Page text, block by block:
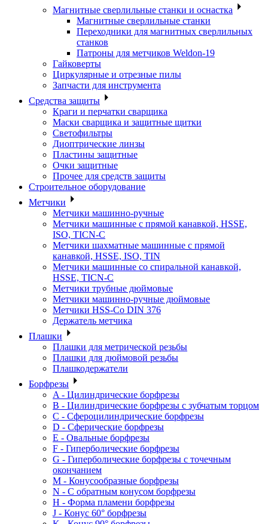
Магнитные сверлильные станки и оснастка
Магнитные сверлильные станки
Переходники для магнитных сверлильных
станков
Патроны для метчиков Weldon-19
Гайковерты
Циркулярные и отрезные пилы
Запчасти для инструмента
Средства защиты
Краги и перчатки сварщика
Маски сварщика и защитные щитки
Светофильтры
Диоптрические линзы
Пластины защитные
Очки защитные
Прочее для средств защиты
Строительное оборудование
Метчики
Метчики машинно-ручные
Метчики машинные с прямой канавкой, HSSE,
ISO, TICN-C
Метчики шахматные машинные с прямой
канавкой, HSSE, ISO, TIN
Метчики машинные со спиральной канавкой,
HSSE, TICN-C
Метчики трубные дюймовые
Метчики машинно-ручные дюймовые
Метчики HSS-Co DIN 376
Держатель метчика
Плашки
Плашки для метрической резьбы
Плашки для дюймовой резьбы
Плашкодержатели
Борфрезы
A - Цилиндрические борфрезы
B - Цилиндрические борфрезы с зубчатым торцом
C - Сфероцилиндрические борфрезы
D - Сферические борфрезы
E - Овальные борфрезы
F - Гиперболические борфрезы
G - Гиперболические борфрезы с точечным
окончанием
M - Конусообразные борфрезы
N - С обратным конусом борфрезы
H - Форма пламени борфрезы
J - Конус 60° борфрезы